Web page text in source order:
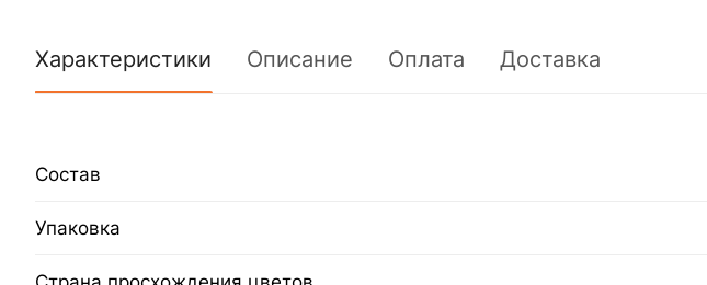
Характеристики Описание Оплата Доставка
Состав
Упаковка